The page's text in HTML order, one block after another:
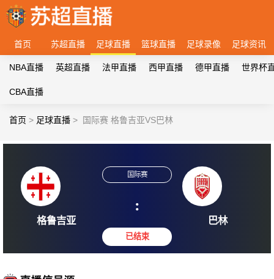
首页 苏超直播 足球直播 篮球直播 足球录像 足球资讯
NBA直播 英超直播 法甲直播 西甲直播 德甲直播 世界杯
CBA直播
首页 > 足球直播 > 国际赛 格鲁吉亚VS巴林
: